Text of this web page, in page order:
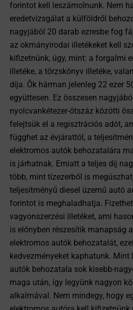
forintot kell leszámolnunk. Nem
eredetvizsgálat a külföldről
nagyjából 20 darab ezresbe fog
az okmányirodai illetékeket kell
kifizetnünk, úgy, mint: a forgalmi
illetéke, a törzskönyv illetéke,
díja. Ők hárman jelenleg 22 ezer
együttesen. Ez összesen
nyolcvankétezer-ötszáz közötti
felejtsük el a regisztrációs adót,
függhet az évjárattól, a
elektromos autók behozatalára
is járhatnak. Emiatt a teljes díj
több, mint tízezerből is
teljesítményű diesel üzemű autó
forintot is meghaladhatja.
vagyonszerzési illetéket, ami
is előnyben részesítik manapság
elektromos autók behozatalát,
kedvezményeket kaphatunk.
autók behozatala sok kisebb-
maga után, így legyünk nagyon
alkalmával. Nem mindegy, hogy